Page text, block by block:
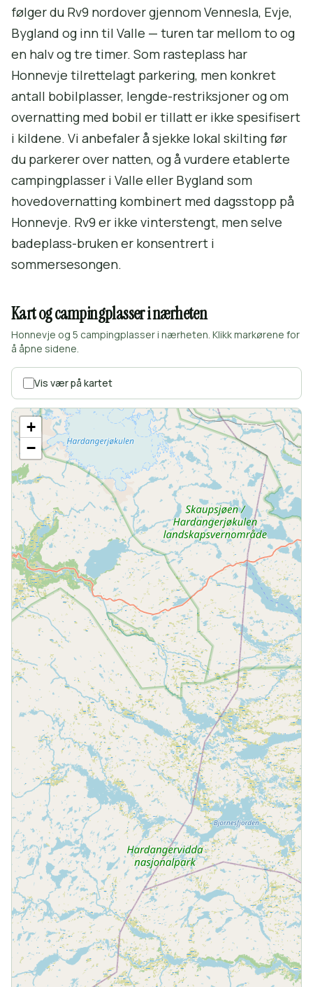
følger du Rv9 nordover gjennom Vennesla, Evje,
Bygland og inn til Valle — turen tar mellom to og
en halv og tre timer. Som rasteplass har
Honnevje tilrettelagt parkering, men konkret
antall bobilplasser, lengde-restriksjoner og om
overnatting med bobil er tillatt er ikke spesifisert
i kildene. Vi anbefaler å sjekke lokal skilting før
du parkerer over natten, og å vurdere etablerte
campingplasser i Valle eller Bygland som
hovedovernatting kombinert med dagsstopp på
Honnevje. Rv9 er ikke vinterstengt, men selve
badeplass-bruken er konsentrert i
sommersesongen.
Kart og campingplasser i nærheten
Honnevje og 5 campingplasser i nærheten. Klikk markørene for
å åpne sidene.
Vis vær på kartet
+
−